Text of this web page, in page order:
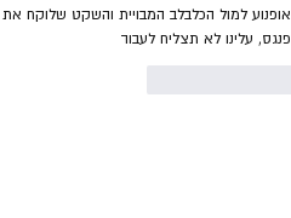
אופנוע למול הכלבלב המבויית והשקט שלוקח את
פנגס, עלינו לא תצליח לעבוד